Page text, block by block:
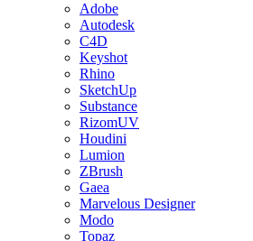
Adobe
Autodesk
C4D
Keyshot
Rhino
SketchUp
Substance
RizomUV
Houdini
Lumion
ZBrush
Gaea
Marvelous Designer
Modo
Topaz